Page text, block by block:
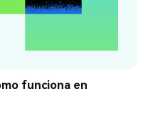
funciona en